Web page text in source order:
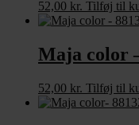
52,00 kr. Tilføj til
Maja color
52,00 kr. Tilføj til